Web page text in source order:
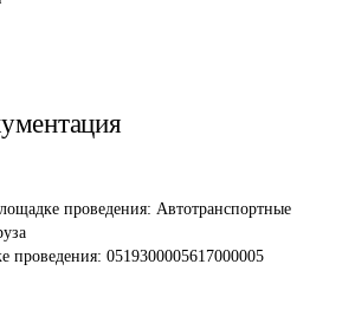
проведения: Автотранспортные
проведения: 0519300005617000005